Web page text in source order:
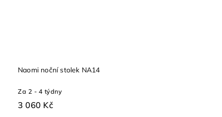
Naomi noční stolek NA14
Za 2 - 4 týdny
3 060 Kč